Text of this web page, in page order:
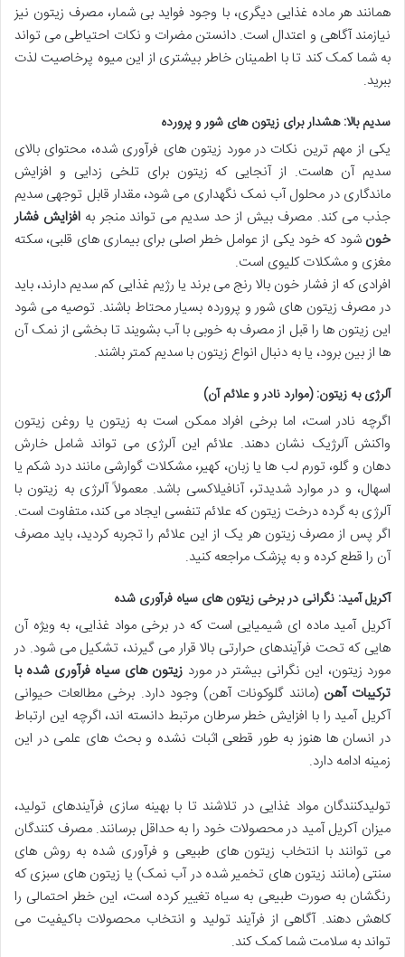
همانند هر ماده غذایی دیگری، با وجود فواید بی شمار، مصرف زیتون نیز
نیازمند آگاهی و اعتدال است. دانستن مضرات و نکات احتیاطی می تواند
به شما کمک کند تا با اطمینان خاطر بیشتری از این میوه پرخاصیت لذت
ببرید.
سدیم بالا: هشدار برای زیتون های شور و پرورده
یکی از مهم ترین نکات در مورد زیتون های فرآوری شده، محتوای بالای
سدیم آن هاست. از آنجایی که زیتون برای تلخی زدایی و افزایش
ماندگاری در محلول آب نمک نگهداری می شود، مقدار قابل توجهی سدیم
جذب می کند. مصرف بیش از حد سدیم می تواند منجر به افزایش فشار
خون شود که خود یکی از عوامل خطر اصلی برای بیماری های قلبی، سکته
مغزی و مشکلات کلیوی است.
افرادی که از فشار خون بالا رنج می برند یا رژیم غذایی کم سدیم دارند، باید
در مصرف زیتون های شور و پرورده بسیار محتاط باشند. توصیه می شود
این زیتون ها را قبل از مصرف به خوبی با آب بشویند تا بخشی از نمک آن
ها از بین برود، یا به دنبال انواع زیتون با سدیم کمتر باشند.
آلرژی به زیتون: (موارد نادر و علائم آن)
اگرچه نادر است، اما برخی افراد ممکن است به زیتون یا روغن زیتون
واکنش آلرژیک نشان دهند. علائم این آلرژی می تواند شامل خارش
دهان و گلو، تورم لب ها یا زبان، کهیر، مشکلات گوارشی مانند درد شکم یا
اسهال، و در موارد شدیدتر، آنافیلاکسی باشد. معمولاً آلرژی به زیتون با
آلرژی به گرده درخت زیتون که علائم تنفسی ایجاد می کند، متفاوت است.
اگر پس از مصرف زیتون هر یک از این علائم را تجربه کردید، باید مصرف
آن را قطع کرده و به پزشک مراجعه کنید.
آکریل آمید: نگرانی در برخی زیتون های سیاه فرآوری شده
آکریل آمید ماده ای شیمیایی است که در برخی مواد غذایی، به ویژه آن
هایی که تحت فرآیندهای حرارتی بالا قرار می گیرند، تشکیل می شود. در
مورد زیتون، این نگرانی بیشتر در مورد زیتون های سیاه فرآوری شده با
ترکیبات آهن (مانند گلوکونات آهن) وجود دارد. برخی مطالعات حیوانی
آکریل آمید را با افزایش خطر سرطان مرتبط دانسته اند، اگرچه این ارتباط
در انسان ها هنوز به طور قطعی اثبات نشده و بحث های علمی در این
زمینه ادامه دارد.
تولیدکنندگان مواد غذایی در تلاشند تا با بهینه سازی فرآیندهای تولید،
میزان آکریل آمید در محصولات خود را به حداقل برسانند. مصرف کنندگان
می توانند با انتخاب زیتون های طبیعی و فرآوری شده به روش های
سنتی (مانند زیتون های تخمیر شده در آب نمک) یا زیتون های سبزی که
رنگشان به صورت طبیعی به سیاه تغییر کرده است، این خطر احتمالی را
کاهش دهند. آگاهی از فرآیند تولید و انتخاب محصولات باکیفیت می
تواند به سلامت شما کمک کند.